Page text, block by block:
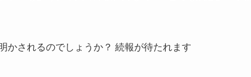
かされるのでしょうか？ 続報が待たれます